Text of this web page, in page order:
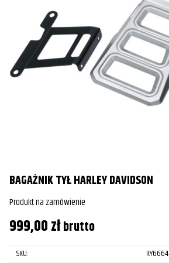
BAGAŻNIK TYŁ HARLEY DAVIDSON
Produkt na zamówienie
999,00złbrutto
SKU:
KY6664